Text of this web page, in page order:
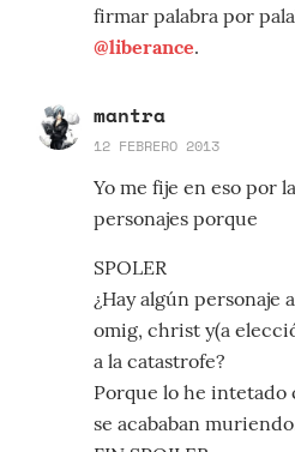
firmar palabra por
@liberance.
mantra
12 FEBRERO 2013
Yo me fije en eso por
personajes porque
SPOLER
¿Hay algún personaje
omig, christ y(a
a la catastrofe?
Porque lo he
se acababan